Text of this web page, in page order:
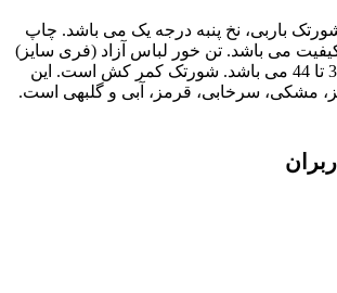
باربی، نخ پنبه درجه یک می باشد. چاپ
می باشد. تن خور لباس آزاد (فری سایز)
مناسب برای سایز 36 تا 44 می باشد. شورتک کمر کش است. این